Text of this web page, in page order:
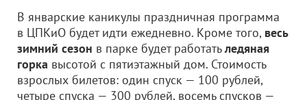
В январские каникулы праздничная программа
в ЦПКиО будет идти ежедневно. Кроме того, весь
зимний сезон в парке будет работатьледяная
горка высотой с пятиэтажный дом. Стоимость
взрослых билетов: один спуск — 100 рублей,
четыре спуска — 300 рублей, восемь спусков —